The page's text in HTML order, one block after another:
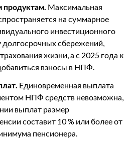
продуктам. Максимальная
на суммарное
инвестиционного
долгосрочных сбережений,
жизни, а с 2025 года к
взносы в НПФ.
Единовременная выплата
НПФ средств невозможна,
выплат размер
составит 10 % или более от
пенсионера.